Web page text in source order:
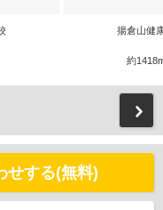
揚倉山健
約
せする(無料)